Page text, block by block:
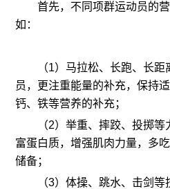
首先，不同项群运动员的
如：
（1）马拉松、长跑、长
员，更注重能量的补充，保持
钙、铁等营养的补充；
（2）举重、摔跤、投掷
富蛋白质，增强肌肉力量，多
储备；
（3）体操、跳水、击剑